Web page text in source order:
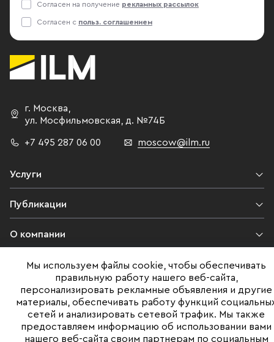
Согласен на получение рекламных рассылок
Согласен с польз. соглашением
г. Москва
ул. Мосфильмовская,
д. №74Б
+7 495 287 06 00 moscow@ilm.ru
Услуги
Публикации
О компании
Контакты
Юридическая информация
Мы используем файлы cookie, чтобы обеспечивать
правильную работу нашего веб-сайта,
персонализировать рекламные объявления и другие
материалы, обеспечивать работу функций
сетей и анализировать сетевой трафик. Мы также
предоставляем информацию об использовании вами
нашего веб-сайта своим партнерам по социальным